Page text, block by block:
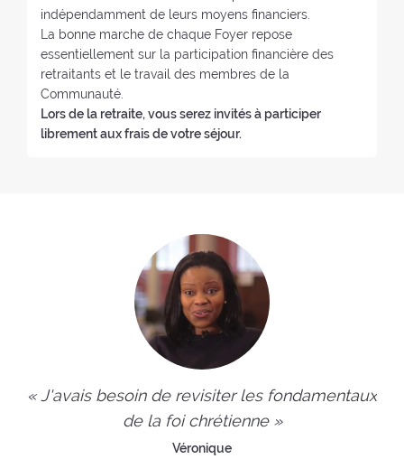
:
indépendamment de leurs moyens financiers.
La bonne marche de chaque Foyer repose
essentiellement sur la participation financière des
retraitants et le travail des membres de la
Communauté.
Lors de la retraite, vous serez invités à participer
librement aux frais de votre séjour.
« J'avais besoin de revisiter les fondamentaux
de la foi chrétienne »
Véronique